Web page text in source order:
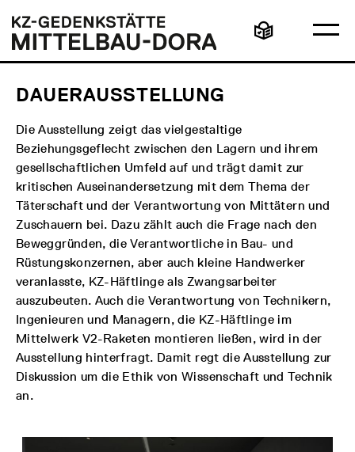
zum
Inhalt
KZ-
Gedenkstätte
Mittelbau-
Leichte
Sprache
DAUERAUSSTELLUNG
Die Ausstellung zeigt das vielgestaltige
Beziehungsgeflecht zwischen den Lagern und ihrem
gesellschaftlichen Umfeld auf und trägt damit zur
kritischen Auseinandersetzung mit dem Thema der
Täterschaft und der Verantwortung von Mittätern und
Zuschauern bei. Dazu zählt auch die Frage nach den
Beweggründen, die Verantwortliche in Bau- und
Rüstungskonzernen, aber auch kleine Handwerker
veranlasste, KZ-Häftlinge als Zwangsarbeiter
auszubeuten. Auch die Verantwortung von Technikern,
Ingenieuren und Managern, die KZ-Häftlinge im
Mittelwerk V2-Raketen montieren ließen, wird in der
Ausstellung hinterfragt. Damit regt die Ausstellung zur
Diskussion um die Ethik von Wissenschaft und Technik
an.